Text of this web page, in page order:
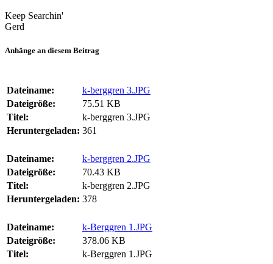
Keep Searchin'
Gerd
Anhänge an diesem Beitrag
Dateiname:
k-berggren 3.JPG
Dateigröße:
75.51 KB
Titel:
k-berggren 3.JPG
Heruntergeladen: 361
Dateiname:
k-berggren 2.JPG
Dateigröße:
70.43 KB
Titel:
k-berggren 2.JPG
Heruntergeladen: 378
Dateiname:
k-Berggren 1.JPG
Dateigröße:
378.06 KB
Titel:
k-Berggren 1.JPG